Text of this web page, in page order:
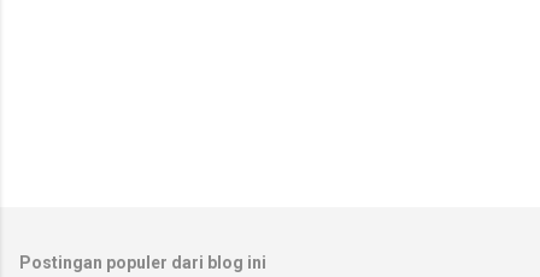
Postingan populer dari blog ini